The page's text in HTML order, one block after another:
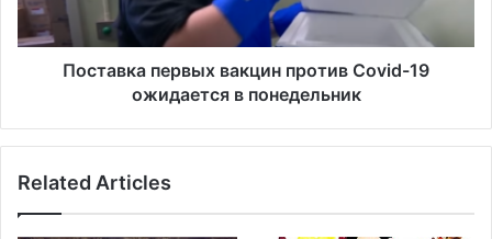
а
с
а
п
в
Поставка первых вакцин против Covid-19
ожидается в понедельник
Related Articles